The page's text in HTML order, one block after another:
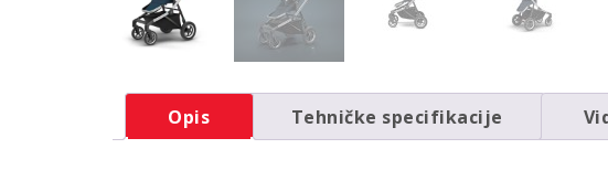
Opis Tehničke specifikacije